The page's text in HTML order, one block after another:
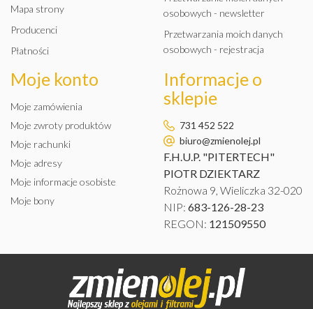
AMSOIL 15W50 ADVANCED
SYNTHETIC MOTORCYCLE
OIL MFF 0.946L
Mapa strony
Producenci
Płatności
osobowych - newsletter
Przetwarzania moich danych
osobowych - rejestracja
Moje konto
Moje zamówienia
Moje zwroty produktów
Moje rachunki
Moje adresy
Moje informacje osobiste
Moje bony
Informacje o
sklepie
731 452 522
biuro@zmienolej.pl
F.H.U.P. "PITERTECH"
PIOTR DZIEKTARZ
Rożnowa 9, Wieliczka 32-020
NIP: 683-126-28-23
REGON: 121509550